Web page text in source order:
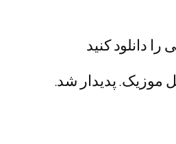
دانلود کنید
موزیک. پدیدار شد.